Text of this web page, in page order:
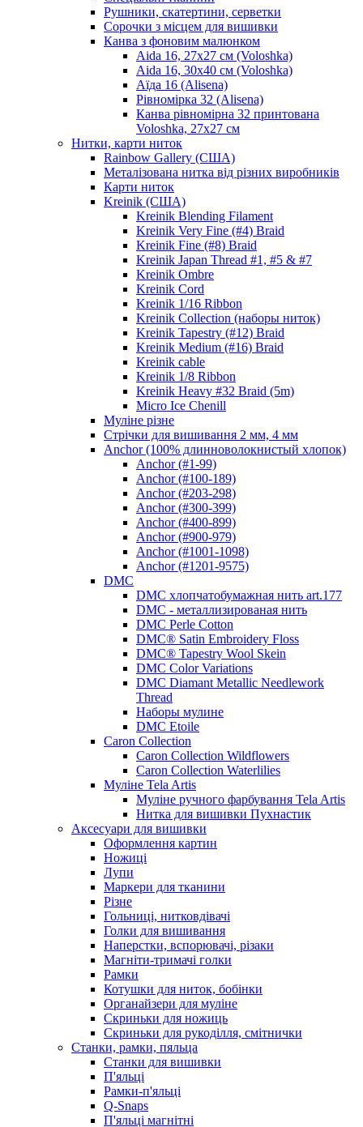
Рушники, скатертини, серветки
Сорочки з місцем для вишивки
Канва з фоновим малюнком
Aida 16, 27х27 см (Voloshka)
Aida 16, 30х40 см (Voloshka)
Аїда 16 (Alisena)
Рівномірка 32 (Alisena)
Канва рівномірна 32 принтована
Voloshka, 27х27 см
Нитки, карти ниток
Rainbow Gallery (США)
Металізована нитка від різних виробників
Карти ниток
Kreinik (США)
Kreinik Blending Filament
Kreinik Very Fine (#4) Braid
Kreinik Fine (#8) Braid
Kreinik Japan Thread #1, #5 & #7
Kreinik Ombre
Kreinik Cord
Kreinik 1/16 Ribbon
Kreinik Collection (наборы ниток)
Kreinik Tapestry (#12) Braid
Kreinik Medium (#16) Braid
Kreinik cable
Kreinik 1/8 Ribbon
Kreinik Heavy #32 Braid (5m)
Micro Ice Chenill
Муліне різне
Стрічки для вишивання 2 мм, 4 мм
Anchor (100% длинноволокнистый хлопок)
Anchor (#1-99)
Anchor (#100-189)
Anchor (#203-298)
Anchor (#300-399)
Anchor (#400-899)
Anchor (#900-979)
Anchor (#1001-1098)
Anchor (#1201-9575)
DMC
DMC хлопчатобумажная нить art.177
DMC - металлизированая нить
DMC Perle Cotton
DMC® Satin Embroidery Floss
DMC® Tapestry Wool Skein
DMC Color Variations
DMC Diamant Metallic Needlework
Thread
Наборы мулине
DMC Etoile
Caron Collection
Caron Collection Wildflowers
Caron Collection Waterlilies
Муліне Tela Artis
Муліне ручного фарбування Tela Artis
Нитка для вишивки Пухнастик
Аксесуари для вишивки
Оформлення картин
Ножиці
Лупи
Маркери для тканини
Різне
Гольниці, нитковдівачі
Голки для вишивання
Наперстки, вспорювачі, різаки
Магніти-тримачі голки
Рамки
Котушки для ниток, бобінки
Органайзери для муліне
Скриньки для ножиць
Скриньки для рукоділля, смітнички
Станки, рамки, пяльца
Станки для вишивки
П'яльці
Рамки-п'яльці
Q-Snaps
П'яльці магнітні